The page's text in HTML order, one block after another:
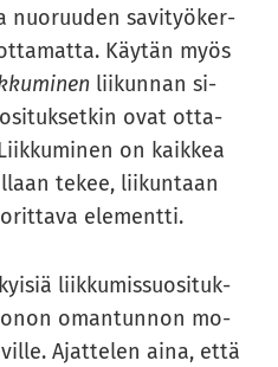
nuo­ruu­den sa­vi­työ­ker­
Käy­tän myös
lii­kun­nan si­
ovat ot­ta­
on kaik­kea
tekee, lii­kun­taan
ele­ment­ti.
liik­ku­mis­suo­si­tuk­
oman­tun­non mo­
Ajat­te­len aina, että